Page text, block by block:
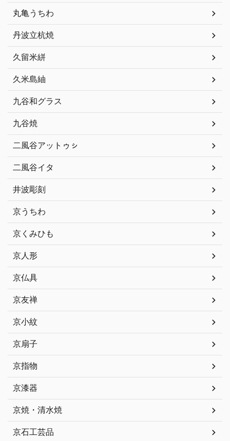
丸亀うちわ
丹波立杭焼
久留米絣
久米島紬
九谷和グラス
九谷焼
二風谷アットゥㇱ
二風谷イタ
井波彫刻
京うちわ
京くみひも
京人形
京仏具
京友禅
京小紋
京扇子
京指物
京漆器
京焼・清水焼
京石工芸品